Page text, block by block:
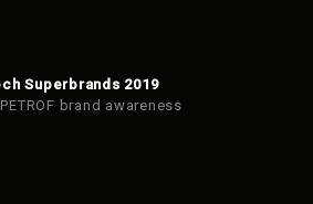
Superbrands 2019
brand awareness